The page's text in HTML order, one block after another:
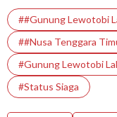
##Gunung Lewotobi
##Nusa Tenggara
#Gunung Lewotobi
#Status Siaga